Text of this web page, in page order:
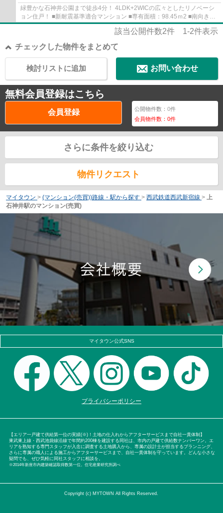
緑豊かな石神井公園まで徒歩4分！ 4LDK+2WICの広々としたリノベーシ
ョン住戸！ ■新耐震基準適合マンション ■専有面積：98.45ｍ2 ■南向きの
為、陽当たり良好 ■LDK16.5帖・主寝室8.7帖...
該当公開件数2件 1-2件表示
チェックした物件をまとめて
お問い合わせ
検討リストに追加
無料会員登録はこちら
会員登録 公開物件数：0件
会員物件数：0件
さらに条件を絞り込む
物件リクエスト
マイタウン > (マンション(売買))路線・駅から探す > 西武鉄道西武新宿線 > 上
石神井駅のマンション(売買)
マイタウン公式SNS
プライバシーポリシー
【エリア一戸建て供給第一位の実績(※)！土地の仕入れからアフターサービスまで自社一貫体制】
東武東上線・西武池袋線沿線で年間約200棟を建設する同社は、市内の戸建て供給数ナンバーワン。エ
リアを熟知する専門スタッフが入念に調査する土地購入から、専属の設計士が担当するプランニング、
さらに専属の職人による施工からアフターサービスまで、自社一貫体制を守っています。どんな小さな
疑問でも、ぜひ気軽に同社スタッフに相談を。
※2014年新座市内建築確認取得数第一位。住宅産業研究所調べ
Copyright (c) MYTOWN All Rights Reserved.